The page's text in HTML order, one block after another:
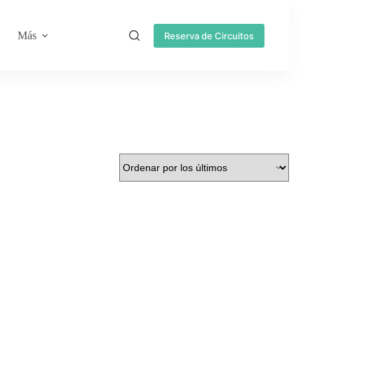
Más Reserva de Circuitos